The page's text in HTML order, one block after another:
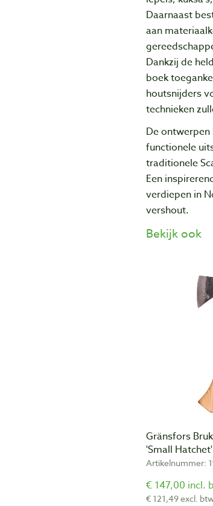
Daarnaast
aan
Dankzij de
boek
houtsnijders
technieken
De ontwerpen
functionele
traditionele
Een
verdiepen in
vershout.
Bekijk ook
Gränsfors
'Small Hatchet'
Artikelnummer:
€ 147,00 incl.
€ 121,49 excl.